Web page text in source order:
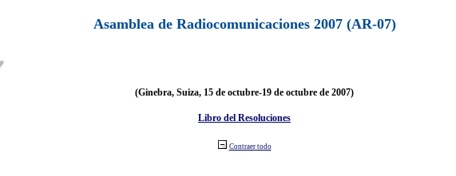
Asamblea de Radiocomunicaciones 2007 (AR-07)
(Ginebra, Suiza, 15 de octubre-19 de octubre de 2007)
Libro del Resoluciones
Contraer todo